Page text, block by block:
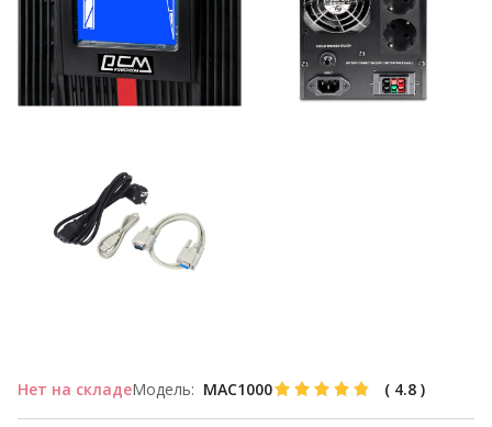
Нет на складеМодель: MAC1000 ( 4.8 )